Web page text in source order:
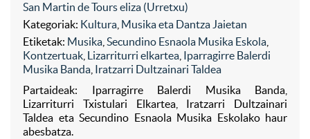
San Martin de Tours eliza (Urretxu)
Kategoriak: Kultura Musika eta Dantza Jaietan
Etiketak: Musika Secundino Esnaola Musika Eskola
Kontzertuak Lizarriturri elkartea Iparragirre Balerdi
Musika Banda Iratzarri Dultzainari Taldea
Partaideak: Iparragirre Balerdi Musika Banda,
Lizarriturri Txistulari Elkartea, Iratzarri Dultzainari
Taldea eta Secundino Esnaola Musika Eskolako haur
abesbatza.